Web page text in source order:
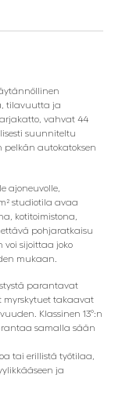
tilavuutta ja
vahvat 44
suunniteltu
pelkän autokatoksen
ajoneuvolle,
studiotila avaa
kotitoimistona,
pohjaratkaisu
voi sijoittaa joko
mukaan.
parantavat
myrskytuet takaavat
Klassinen 13°:n
samalla sään
tai erillistä työtilaa,
ja